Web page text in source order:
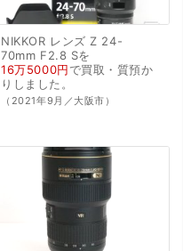
NIKKOR レンズ Z 24-
70mm F2.8 Sを
16万5000円で買取・質預か
り しました。
（2021年9月／大阪市）